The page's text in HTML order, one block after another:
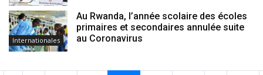
Internationales
Au Rwanda, l’année scolaire des écoles
primaires et secondaires annulée suite
au Coronavirus